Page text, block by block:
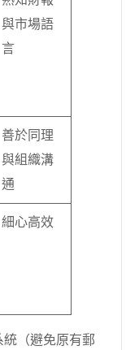
與市場語
言
善於同理
與組織溝
通
細心高效
（避免原有郵